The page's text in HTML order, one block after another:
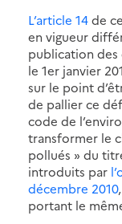
L’article 14de
en vigueur
publication des
le 1er janvier
sur le point
de pallier ce
code de
transformer le
pollués » du
introduits par
décembre 2010
portant le